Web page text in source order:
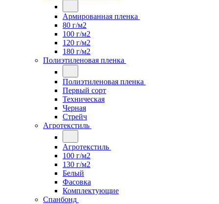
Армированная пленка
80 г/м2
100 г/м2
120 г/м2
180 г/м2
Полиэтиленовая пленка
Полиэтиленовая пленка
Первый сорт
Техническая
Черная
Стрейч
Агротекстиль
Агротекстиль
100 г/м2
130 г/м2
Белый
Фасовка
Комплектующие
Спанбонд